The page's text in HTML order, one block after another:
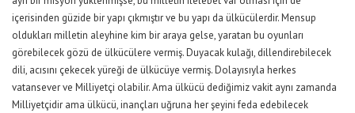
içerisinden güzide bir yapı çıkmıştır ve bu yapı da ülkücülerdir. Mensup
oldukları milletin aleyhine kim bir araya gelse, yaratan bu oyunları
görebilecek gözü de ülkücülere vermiş. Duyacak kulağı, dillendirebilecek
dili, acısını çekecek yüreği de ülkücüye vermiş. Dolayısıyla herkes
vatansever ve Milliyetçi olabilir. Ama ülkücü dediğimiz vakit aynı zamanda
Milliyetçidir ama ülkücü, inançları uğruna her şeyini feda edebilecek